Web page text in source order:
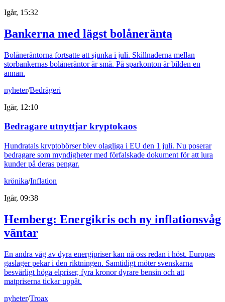
Igår, 15:32
Bankerna med lägst bolåneränta
Bolåneräntorna fortsatte att sjunka i juli. Skillnaderna mellan
storbankernas bolåneräntor är små. På sparkonton är bilden en
annan.
nyheter/Bedrägeri
Igår, 12:10
Bedragare utnyttjar kryptokaos
Hundratals kryptobörser blev olagliga i EU den 1 juli. Nu poserar
bedragare som myndigheter med förfalskade dokument för att lura
kunder på deras pengar.
krönika/Inflation
Igår, 09:38
Hemberg: Energikris och ny inflationsvåg
väntar
En andra våg av dyra energipriser kan nå oss redan i höst. Europas
gaslager pekar i den riktningen. Samtidigt möter svenskarna
besvärligt höga elpriser, fyra kronor dyrare bensin och att
matpriserna tickar uppåt.
nyheter/Troax